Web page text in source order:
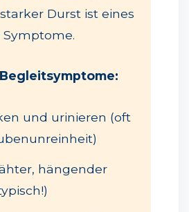
Durst ist eines
und urinieren (oft
hängender